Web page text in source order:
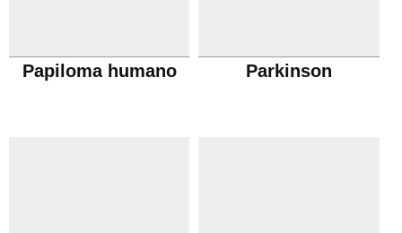
Papiloma humano Parkinson